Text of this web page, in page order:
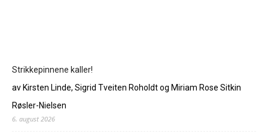
Strikkepinnene kaller!
av Kirsten Linde, Sigrid Tveiten Roholdt og Miriam Rose Sitkin
Røsler-Nielsen
6. august 2026